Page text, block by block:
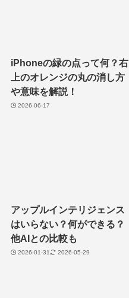
iPhoneの緑の点って何？右
上のオレンジの丸の消し方
や意味を解説！
2026-06-17
アップルインテリジェンス
はいらない？何ができる？
他AIとの比較も
2026-01-31 2026-05-29